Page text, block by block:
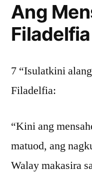
Ang
Filadelfia
7 “Isulatkini
Filadelfia:
“Kini ang
matuod, ang
Walay makasira